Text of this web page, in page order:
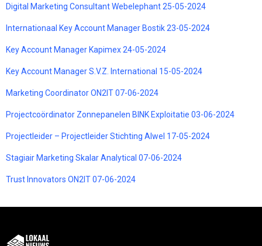
Digital Marketing Consultant Webelephant 25-05-2024
Internationaal Key Account Manager Bostik 23-05-2024
Key Account Manager Kapimex 24-05-2024
Key Account Manager S.V.Z. International 15-05-2024
Marketing Coordinator ON2IT 07-06-2024
Projectcoördinator Zonnepanelen BINK Exploitatie 03-06-2024
Projectleider – Projectleider Stichting Alwel 17-05-2024
Stagiair Marketing Skalar Analytical 07-06-2024
Trust Innovators ON2IT 07-06-2024